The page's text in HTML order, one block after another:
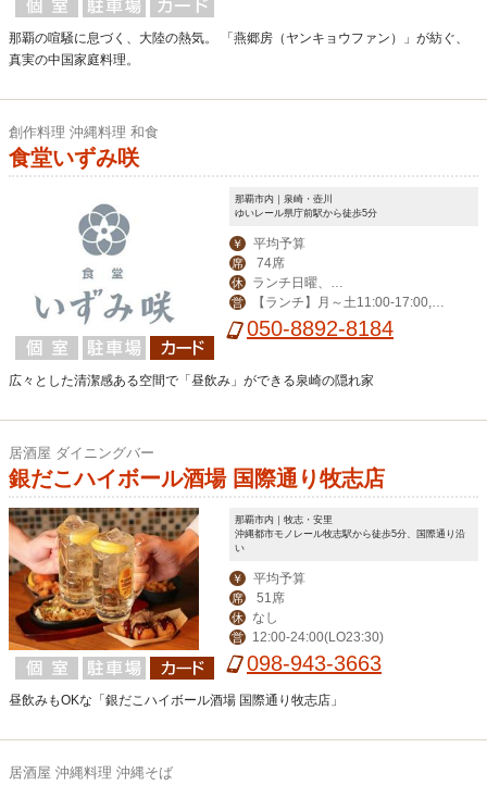
那覇の喧騒に息づく、大陸の熱気。 「燕郷房（ヤンキョウファン）」が紡ぐ、
真実の中国家庭料理。
創作料理 沖縄料理 和食
食堂いずみ咲
那覇市内｜泉崎・壺川
ゆいレール県庁前駅から徒歩5分
￥ 平均予算
席 74席
休
ィナー日曜、月曜
営
【ランチ】月～土11:00-17:00,
【ディナー】火～土14:00-23:00
050-8892-8184
広々とした清潔感ある空間で「昼飲み」ができる泉崎の隠れ家
居酒屋 ダイニングバー
銀だこハイボール酒場 国際通り牧志店
那覇市内｜牧志・安里
沖縄都市モノレール牧志駅から徒歩5分、国際通り沿
い
￥ 平均予算
席 51席
休 なし
営 12:00-24:00(LO23:30)
098-943-3663
昼飲みもOKな「銀だこハイボール酒場 国際通り牧志店」
居酒屋 沖縄料理 沖縄そば